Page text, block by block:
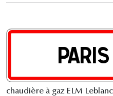
chaudière à gaz ELM